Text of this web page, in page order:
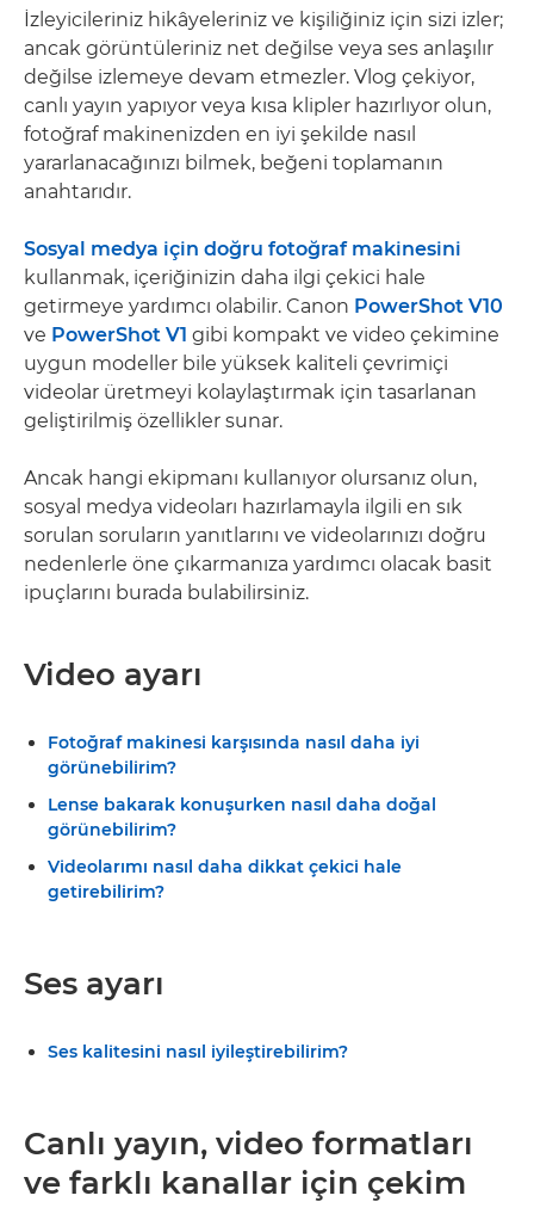
İzleyicileriniz hikâyeleriniz ve kişiliğiniz için sizi izler;
ancak görüntüleriniz net değilse veya ses anlaşılır
değilse izlemeye devam etmezler. Vlog çekiyor,
canlı yayın yapıyor veya kısa klipler hazırlıyor olun,
fotoğraf makinenizden en iyi şekilde nasıl
yararlanacağınızı bilmek, beğeni toplamanın
anahtarıdır.
Sosyal medya için doğru fotoğraf makinesini
kullanmak, içeriğinizin daha ilgi çekici hale
getirmeye yardımcı olabilir. Canon PowerShot V10
ve PowerShot V1 gibi kompakt ve video çekimine
uygun modeller bile yüksek kaliteli çevrimiçi
videolar üretmeyi kolaylaştırmak için tasarlanan
geliştirilmiş özellikler sunar.
Ancak hangi ekipmanı kullanıyor olursanız olun,
sosyal medya videoları hazırlamayla ilgili en sık
sorulan soruların yanıtlarını ve videolarınızı doğru
nedenlerle öne çıkarmanıza yardımcı olacak basit
ipuçlarını burada bulabilirsiniz.
Video ayarı
Fotoğraf makinesi karşısında nasıl daha iyi
görünebilirim?
Lense bakarak konuşurken nasıl daha doğal
görünebilirim?
Videolarımı nasıl daha dikkat çekici hale
getirebilirim?
Ses ayarı
Ses kalitesini nasıl iyileştirebilirim?
Canlı yayın, video formatları
ve farklı kanallar için çekim